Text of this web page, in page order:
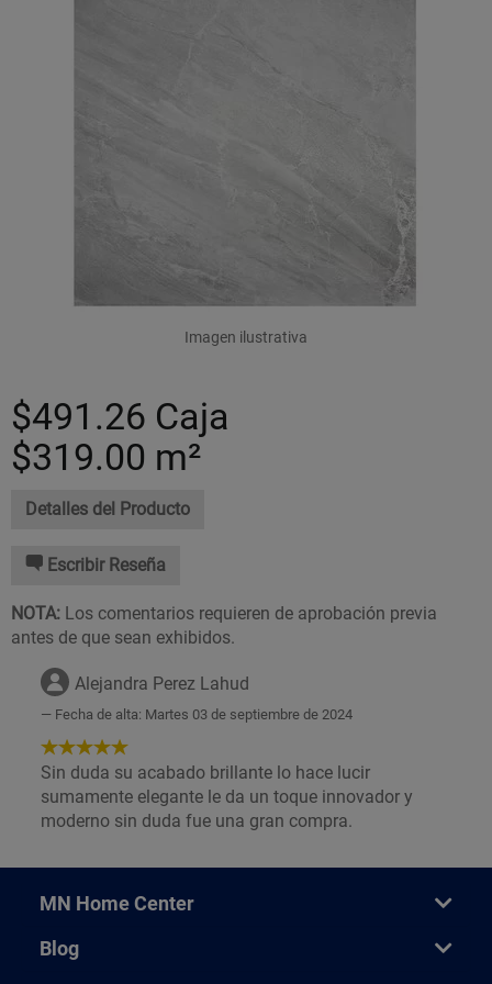
Imagen ilustrativa
$491.26 Caja
$319.00 m²
Detalles del Producto
Escribir Reseña
NOTA: Los comentarios requieren de aprobación previa
antes de que sean exhibidos.
Alejandra Perez Lahud
Fecha de alta: Martes 03 de septiembre de 2024
5
de
5
Estrellas!
Sin duda su acabado brillante lo hace lucir
sumamente elegante le da un toque innovador y
moderno sin duda fue una gran compra.
MN Home Center
Blog